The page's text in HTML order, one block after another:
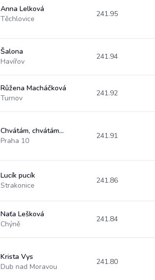
Anna Lelková
Těchlovice
241.95
Šalona
Havířov
241.94
Růžena Macháčková
Turnov
241.92
Chvátám, chvátám...
Praha 10
241.91
Lucík pucík
Strakonice
241.86
Naťa Lešková
Chýně
241.84
Krista Vys
Dub nad Moravou
241.80